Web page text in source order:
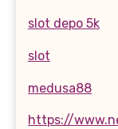
slot depo 5k
slot
medusa88
https://